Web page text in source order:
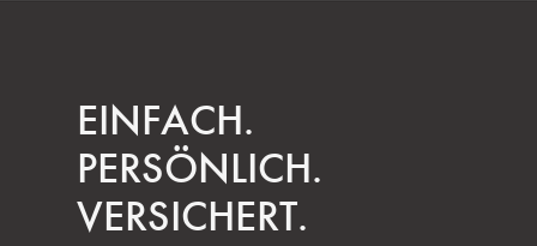
EINFACH.
PERSÖNLICH.
VERSICHERT.